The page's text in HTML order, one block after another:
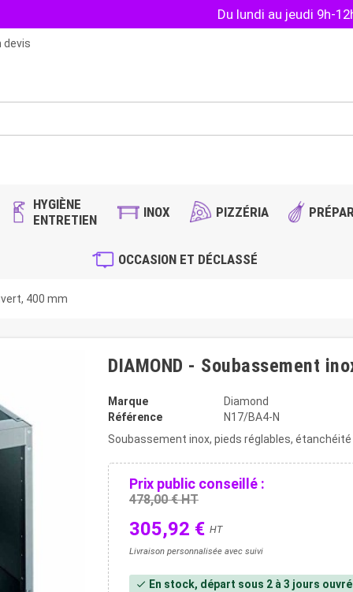
Du lundi au jeudi 9h-
devis
HYGIÈNE
ENTRETIEN
INOX PIZZÉRIA
OCCASION ET DÉCLASSÉ
400 mm
DIAMOND - Soubassement
Marque
Diamond
Référence
N17/BA4-N
Soubassement inox, pieds réglables, étanchéité
Prix public conseillé :
478,00 € HT
305,92 € HT
Livraison personnalisée avec suivi
check En stock, départ sous 2 à 3 jours